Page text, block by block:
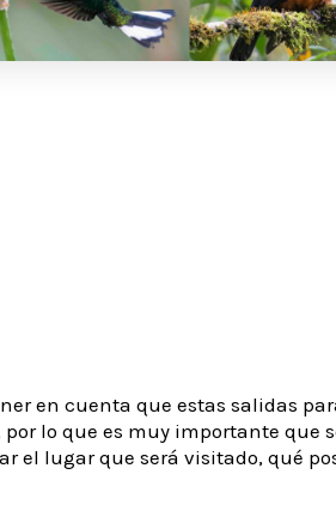
en cuenta que estas salidas
por lo que es muy importante que
el lugar que será visitado, qué